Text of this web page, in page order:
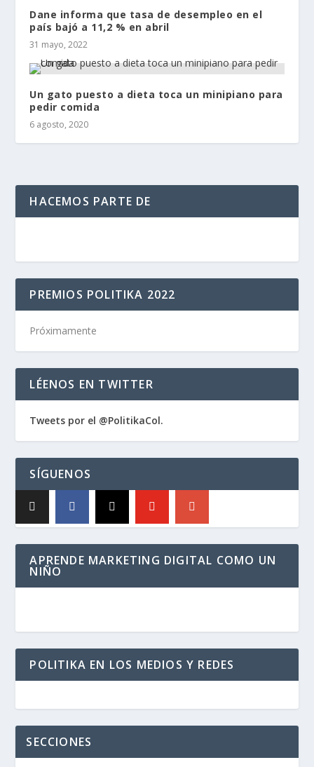
Dane informa que tasa de desempleo en el
país bajó a 11,2 % en abril
31 mayo, 2022
Un gato puesto a dieta toca un minipiano para
pedir comida
6 agosto, 2020
HACEMOS PARTE DE
PREMIOS POLITIKA 2022
Próximamente
LÉENOS EN TWITTER
Tweets por el @PolitikaCol.
SÍGUENOS
APRENDE MARKETING DIGITAL COMO UN
NIÑO
POLITIKA EN LOS MEDIOS Y REDES
SECCIONES